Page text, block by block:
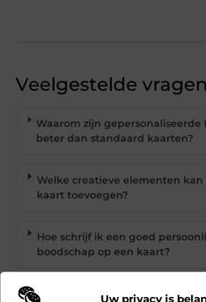
Uw privacy is
Veelgestelde vragen
Waarom zijn gepersonaliseerde
beter dan standaard kaarten?
Welke creatieve elementen
kaart toevoegen?
Hoe schrijf ik een goed
boodschap op een kaart?
Zijn er milieuvriendelijke opties